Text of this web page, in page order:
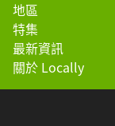
地區
特集
最新資訊
關於 Locally